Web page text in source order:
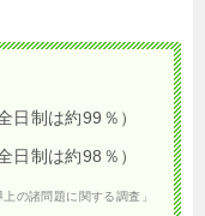
日制は約99％）
日制は約98％）
の諸問題に関する調査」